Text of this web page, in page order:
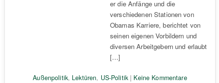
er die Anfänge und die
verschiedenen Stationen von
Obamas Karriere, berichtet von
seinen eigenen Vorbildern und
diversen Arbeitgebern und erlaubt
[…]
Außenpolitik, Lektüren, US-Politik | Keine Kommentare